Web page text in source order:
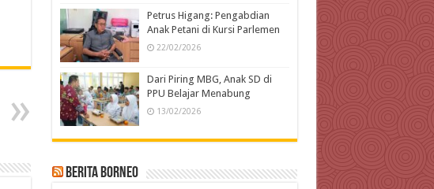
Petrus Higang: Pengabdian
Anak Petani di Kursi Parlemen
22/02/2026
Dari Piring MBG, Anak SD di
PPU Belajar Menabung
13/02/2026
Berita Borneo